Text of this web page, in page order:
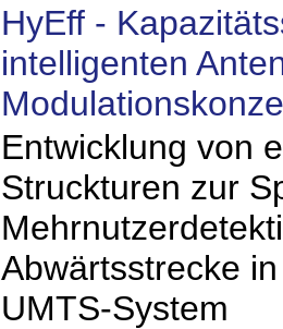
HyEff -
intelligenten
Entwicklung von
Struckturen zur
Abwärtsstrecke
UMTS-System